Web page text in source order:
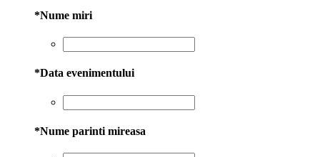
*Nume miri
*Data evenimentului
*Nume parinti mireasa